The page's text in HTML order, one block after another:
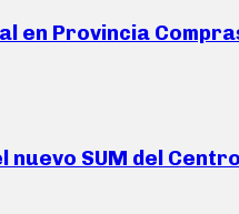
en Provincia
nuevo SUM del